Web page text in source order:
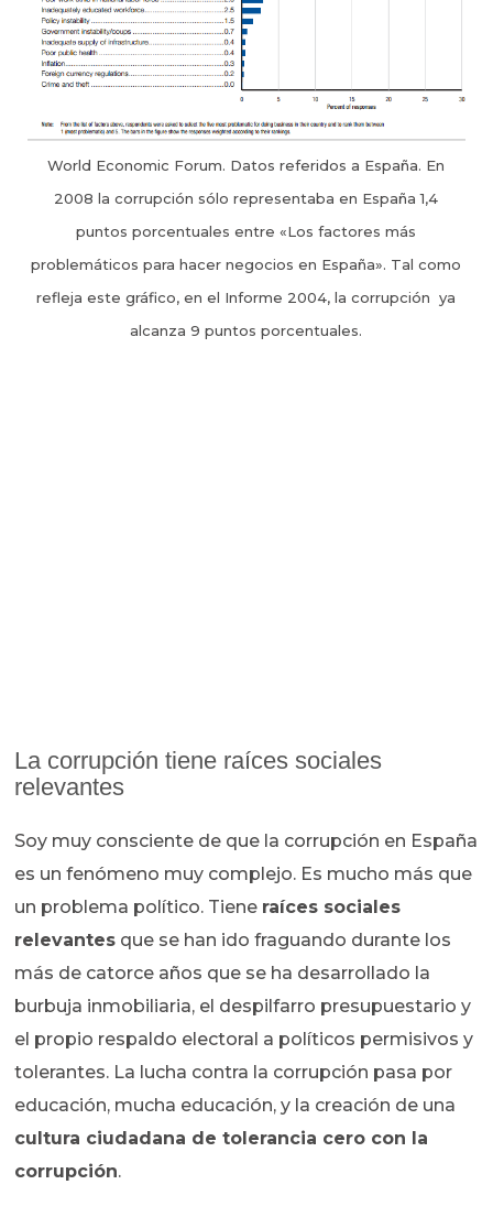
World Economic Forum. Datos referidos a España. En
2008 la corrupción sólo representaba en España 1,4
puntos porcentuales entre «Los factores más
problemáticos para hacer negocios en España». Tal como
refleja este gráfico, en el Informe 2004, la corrupción ya
alcanza 9 puntos porcentuales.
La corrupción tiene raíces sociales
relevantes
Soy muy consciente de que la corrupción en España
es un fenómeno muy complejo. Es mucho más que
un problema político. Tiene raíces sociales
relevantes que se han ido fraguando durante los
más de catorce años que se ha desarrollado la
burbuja inmobiliaria, el despilfarro presupuestario y
el propio respaldo electoral a políticos permisivos y
tolerantes. La lucha contra la corrupción pasa por
educación, mucha educación, y la creación de una
cultura ciudadana de tolerancia cero con la
corrupción.